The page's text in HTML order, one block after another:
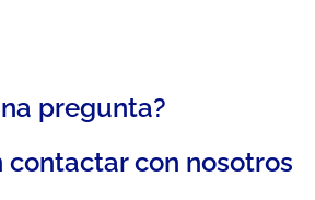
pregunta?
contactar con nosotros